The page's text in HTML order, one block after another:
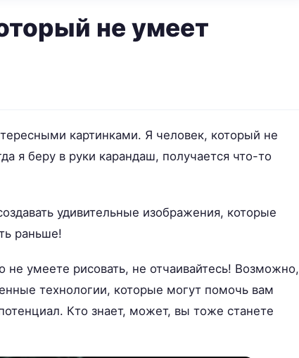
не умеет
картинками. Я человек, который не
я беру в руки карандаш, получается что-то
удивительные изображения, которые
раньше!
не умеете рисовать, не отчаивайтесь! Возможно,
технологии, которые могут помочь вам
Кто знает, может, вы тоже станете